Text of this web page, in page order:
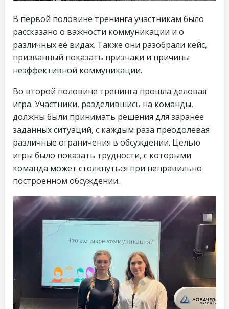
В первой половине тренинга участникам было
рассказано о важности коммуникации и о
различных её видах. Также они разобрали кейс,
призванный показать признаки и причины
неэффективной коммуникации.
Во второй половине тренинга прошла деловая
игра. Участники, разделившись на команды,
должны были принимать решения для заранее
заданных ситуаций, с каждым раза преодолевая
различные ограничения в обсуждении. Целью
игры было показать трудности, с которыми
команда может столкнуться при неправильно
построенном обсуждении.